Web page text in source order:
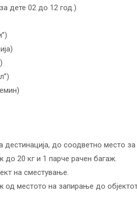
дете 02 до 12 год.)
до соодветно место
до 20 кг и 1 парче рачен багаж.
на сместување.
од местото на запирање до